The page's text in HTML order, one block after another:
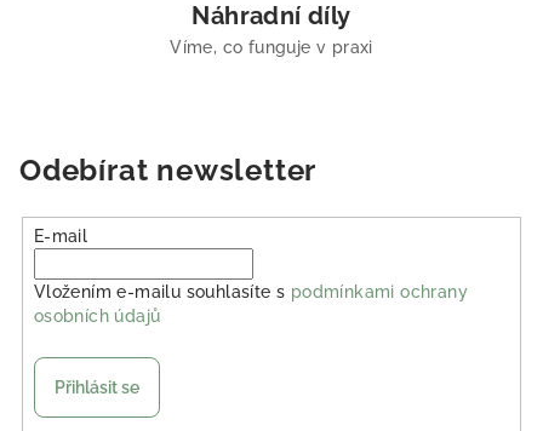
Náhradní díly
Víme, co funguje v praxi
Odebírat newsletter
E-mail
Vložením e-mailu souhlasíte s podmínkami ochrany
osobních údajů
Přihlásit se